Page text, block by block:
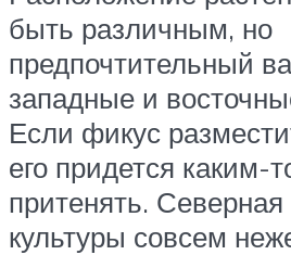
быть различным, но
предпочтительный
западные и
Если фикус
его придется каким-
притенять.
культуры совсем